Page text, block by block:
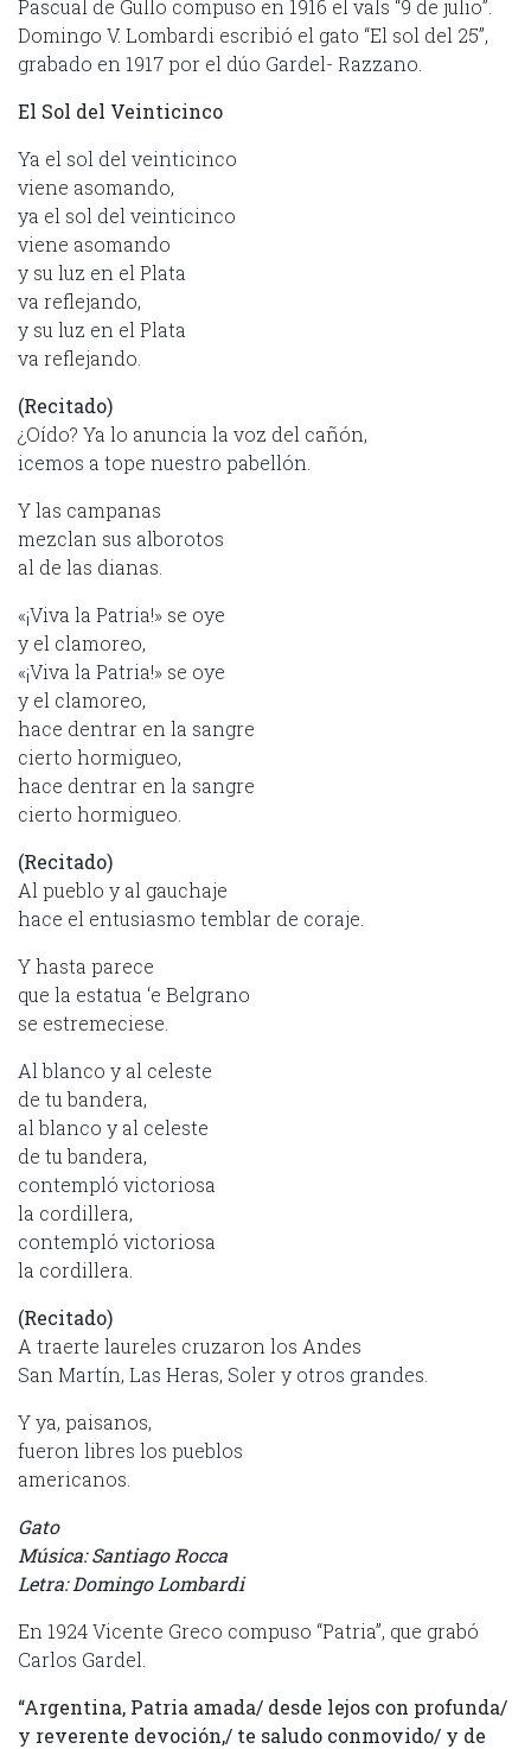
Pascual de Gullo compuso en 1916 el vals “9 de julio”.
Domingo V. Lombardi escribió el gato “El sol del 25”,
grabado en 1917 por el dúo Gardel- Razzano.
El Sol del Veinticinco
Ya el sol del veinticinco
viene asomando,
ya el sol del veinticinco
viene asomando
y su luz en el Plata
va reflejando,
y su luz en el Plata
va reflejando.
(Recitado)
¿Oído? Ya lo anuncia la voz del cañón,
icemos a tope nuestro pabellón.
Y las campanas
mezclan sus alborotos
al de las dianas.
«¡Viva la Patria!» se oye
y el clamoreo,
«¡Viva la Patria!» se oye
y el clamoreo,
hace dentrar en la sangre
cierto hormigueo,
hace dentrar en la sangre
cierto hormigueo.
(Recitado)
Al pueblo y al gauchaje
hace el entusiasmo temblar de coraje.
Y hasta parece
que la estatua ‘e Belgrano
se estremeciese.
Al blanco y al celeste
de tu bandera,
al blanco y al celeste
de tu bandera,
contempló victoriosa
la cordillera,
contempló victoriosa
la cordillera.
(Recitado)
A traerte laureles cruzaron los Andes
San Martín, Las Heras, Soler y otros grandes.
Y ya, paisanos,
fueron libres los pueblos
americanos.
Gato
Música: Santiago Rocca
Letra: Domingo Lombardi
En 1924 Vicente Greco compuso “Patria”, que grabó
Carlos Gardel.
“Argentina, Patria amada/ desde lejos con profunda/
y reverente devoción,/ te saludo conmovido/ y de